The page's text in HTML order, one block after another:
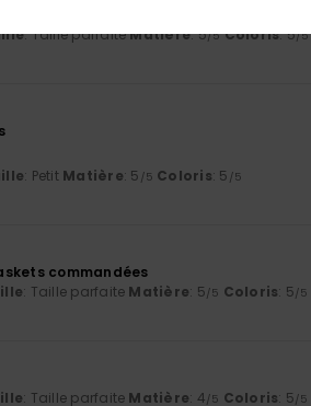
: Taille parfaiteMatière: 5/5 Coloris: 5/5
: Petit Matière: 5 /5 Coloris: 5 /5
commandées
: Taille parfaite Matière: 5/5 Coloris: 5/5
: Taille parfaite Matière: 4/5 Coloris: 5/5